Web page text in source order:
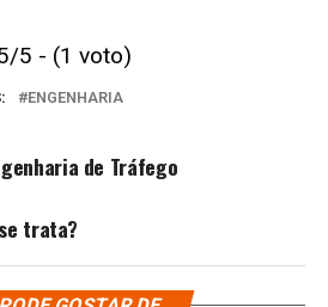
5 - (1 voto)
ENGENHARIA
de Tráfego
trata?